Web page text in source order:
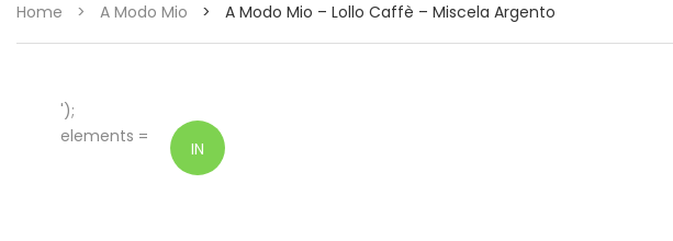
Home > A Modo Mio > A Modo Mio – Lollo Caffè – Miscela Argento
IN
');
elements =